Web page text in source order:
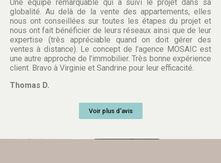
Une équipe remarquable qui a suivi le projet dans sa
globalité. Au delà de la vente des appartements, elles
nous ont conseillées sur toutes les étapes du projet et
nous ont fait bénéficier de leurs réseaux ainsi que de leur
expertise (très appréciable quand on doit gérer des
ventes à distance). Le concept de l’agence MOSAIC est
une autre approche de l’immobilier. Très bonne expérience
client. Bravo à Virginie et Sandrine pour leur efficacité.
Thomas D.
Voir plus d'avis